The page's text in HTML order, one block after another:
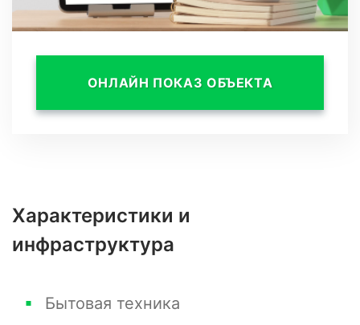
необходимую информацию.
ОНЛАЙН ПОКАЗ ОБЪЕКТА
Характеристики и
инфраструктура
Бытовая техника